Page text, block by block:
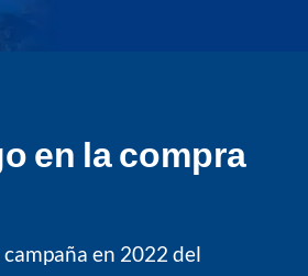
en la compra
en 2022 del